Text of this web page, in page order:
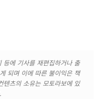
등에 기사를 재편집하거나 출
되며 이에 따른 불이익은 책
텐츠의 소유는 모토라보에 있